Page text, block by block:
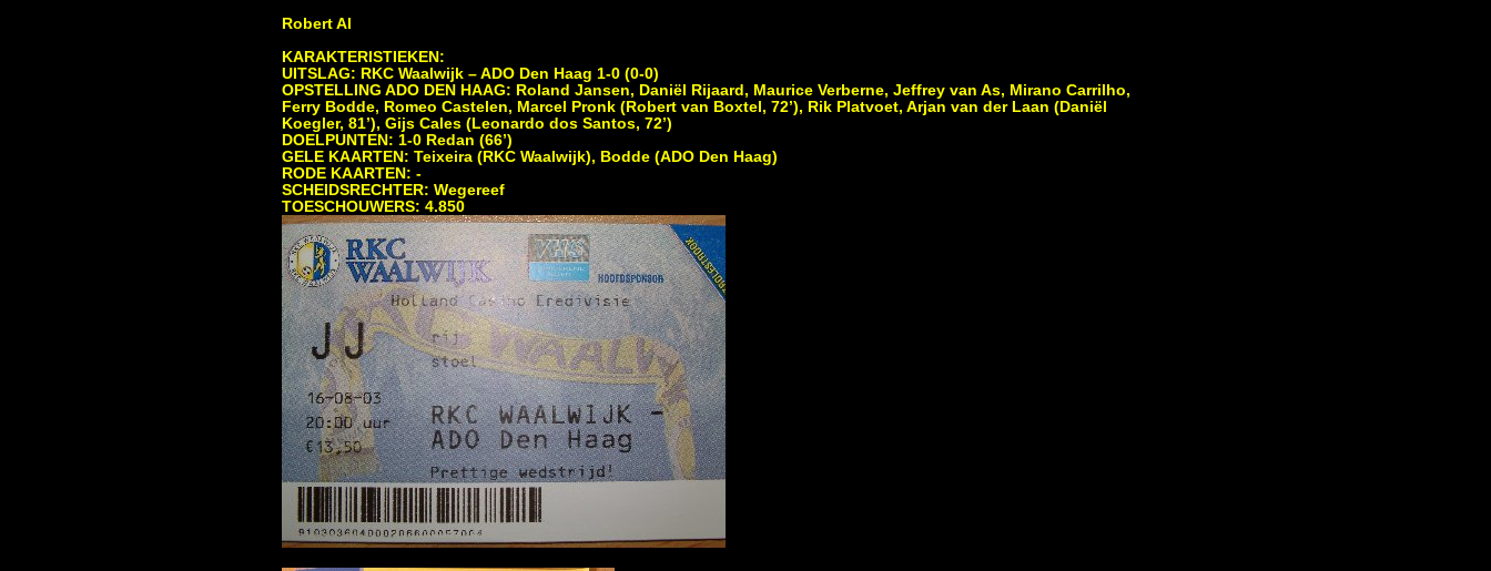
Robert Al
KARAKTERISTIEKEN:
UITSLAG: RKC Waalwijk – ADO Den Haag 1-0 (0-0)
OPSTELLING ADO DEN HAAG: Roland Jansen, Daniël Rijaard, Maurice Verberne, Jeffrey van As, Mirano Carrilho,
Ferry Bodde, Romeo Castelen, Marcel Pronk (Robert van Boxtel, 72’), Rik Platvoet, Arjan van der Laan (Daniël
Koegler, 81’), Gijs Cales (Leonardo dos Santos, 72’)
DOELPUNTEN: 1-0 Redan (66’)
GELE KAARTEN: Teixeira (RKC Waalwijk), Bodde (ADO Den Haag)
RODE KAARTEN: -
SCHEIDSRECHTER: Wegereef
TOESCHOUWERS: 4.850